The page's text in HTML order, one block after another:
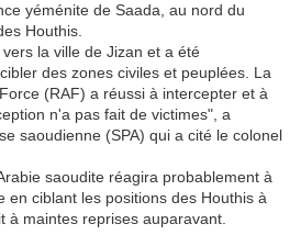
yéménite de Saada, au nord du
Houthis.
la ville de Jizan et a été
des zones civiles et peuplées. La
(RAF) a réussi à intercepter et à
n'a pas fait de victimes", a
saoudienne (SPA) qui a cité le colonel
saoudite réagira probablement à
en ciblant les positions des Houthis à
à maintes reprises auparavant.